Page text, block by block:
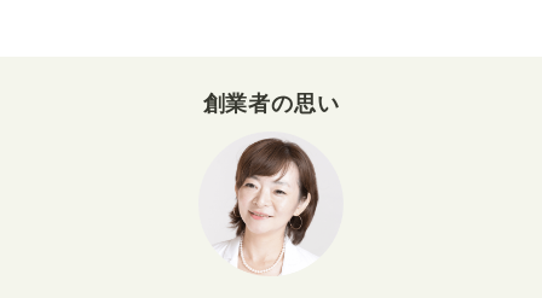
創業者の思い